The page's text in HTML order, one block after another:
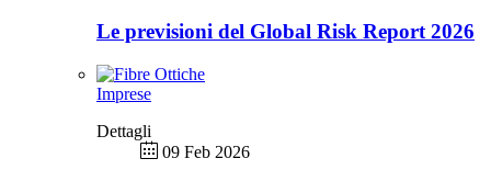
Le previsioni del Global Risk Report 2026
Imprese
Dettagli
09 Feb 2026